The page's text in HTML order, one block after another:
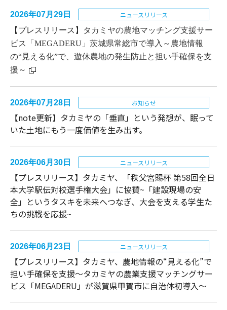
2026年07月29日
ニュースリリース
【プレスリリース】
タカミヤの農地マッチング支援サー
ビス「MEGADERU」茨城県常総市で導入～農地情報
の“見える化”で、遊休農地の発生防止と担い手確保を支
援～
2026年07月28日 お知らせ
【note更新】タカミヤの「垂直」という発想が、眠って
いた土地にもう一度価値を生み出す。
2026年06月30日 ニュースリリース
【プレスリリース】タカミヤ、「秩父宮賜杯 第58回全日
本大学駅伝対校選手権大会」に協賛~「建設現場の安
全」というタスキを未来へつなぎ、大会を支える学生た
ちの挑戦を応援~
2026年06月23日 ニュースリリース
【プレスリリース】タカミヤ、農地情報の“見える化”で
担い手確保を支援～タカミヤの農業支援マッチングサー
ビス「MEGADERU」が滋賀県甲賀市に自治体初導入～